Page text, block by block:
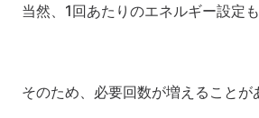
当然、1回あたりのエネルギー設定
そのため、必要回数が増えることが